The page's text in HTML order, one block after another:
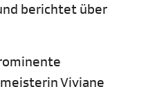
berichtet über
Viviane